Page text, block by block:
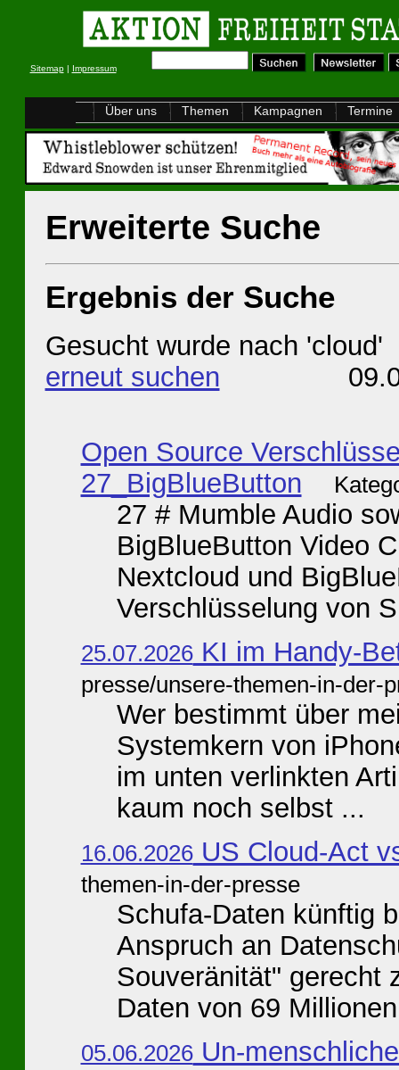
Sitemap| Impressum
Über uns Themen Kampagnen Termine
Erweiterte Suche
Ergebnis der Suche
Gesucht wurde nach 'cloud'
erneut suchen
Open Source
27_BigBlueButton
27 # Mumble Audio
BigBlueButton Video
Nextcloud und
Verschlüsselung von
25.07.2026KI im Handy-
presse/unsere-themen-in-der-
Wer bestimmt über
Systemkern von
im unten verlinkten
kaum noch selbst ...
16.06.2026US Cloud-Act
themen-in-der-presse
Schufa-Daten künftig
Anspruch an
Souveränität" gerecht
Daten von 69
05.06.2026Un-